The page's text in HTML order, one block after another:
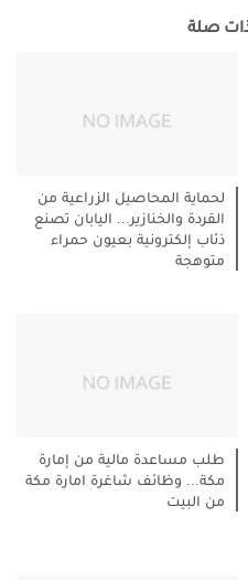
صلة
لحماية المحاصيل الزراعية من
القردة والخنازير... اليابان تصنع
ذئاب إلكترونية بعيون حمراء
متوهجة
طلب مساعدة مالية من إمارة
مكة... وظائف شاغرة امارة مكة
من البيت